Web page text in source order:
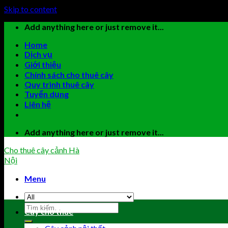
Skip to content
Add anything here or just remove it...
Home
Dịch vụ
Giới thiệu
Chính sách cho thuê cây
Quy trình thuê cây
Tuyển dụng
Liên hệ
Add anything here or just remove it...
Cho thuê cây cảnh Hà
Nội
Menu
Cây cho thuê